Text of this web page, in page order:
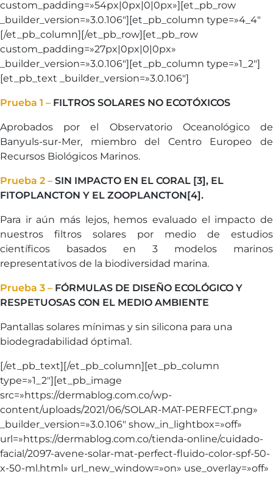
custom_padding=»54px|0px|0|0px»][et_pb_row
_builder_version=»3.0.106″][et_pb_column type=»4_4″
[/et_pb_column][/et_pb_row][et_pb_row
custom_padding=»27px|0px|0|0px»
_builder_version=»3.0.106″][et_pb_column type=»1_2″]
[et_pb_text _builder_version=»3.0.106″]
Prueba 1 – FILTROS SOLARES NO ECOTÓXICOS
Aprobados por el Observatorio Oceanológico de
Banyuls-sur-Mer, miembro del Centro Europeo de
Recursos Biológicos Marinos.
Prueba 2 – SIN IMPACTO EN EL CORAL [3], EL
FITOPLANCTON Y EL ZOOPLANCTON[4].
Para ir aún más lejos, hemos evaluado el impacto de
nuestros filtros solares por medio de estudios
científicos basados en 3 modelos marinos
representativos de la biodiversidad marina.
Prueba 3 – FÓRMULAS DE DISEÑO ECOLÓGICO Y
RESPETUOSAS CON EL MEDIO AMBIENTE
Pantallas solares mínimas y sin silicona para una
biodegradabilidad óptima1.
[/et_pb_text][/et_pb_column][et_pb_column
type=»1_2″][et_pb_image
src=»https://dermablog.com.co/wp-
content/uploads/2021/06/SOLAR-MAT-PERFECT.png»
_builder_version=»3.0.106″ show_in_lightbox=»off»
url=»https://dermablog.com.co/tienda-online/cuidado-
facial/2097-avene-solar-mat-perfect-fluido-color-spf-50-
x-50-ml.html» url_new_window=»on» use_overlay=»off»